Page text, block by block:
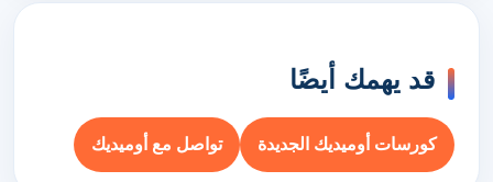
قد يهمك أيضًا
كورسات أوميديك الجديدة تواصل مع أوميديك